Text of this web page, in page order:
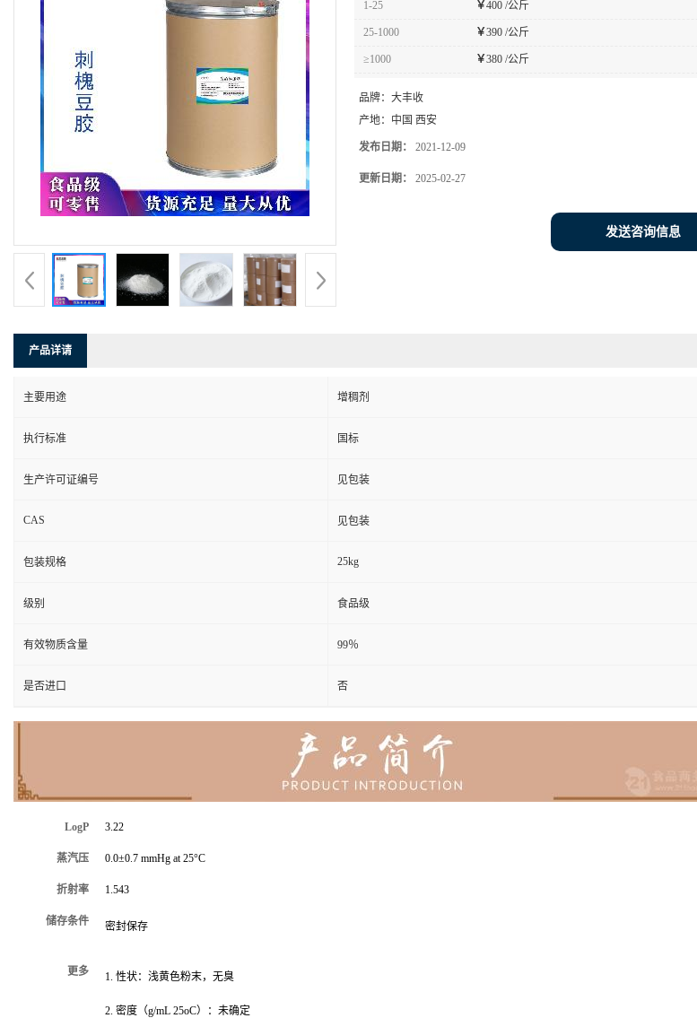
1-25 ￥400 /公斤
25-1000 ￥390 /公斤
≥1000 ￥380 /公斤
品牌： 大丰收
产地： 中国 西安
发布日期： 2021-12-09
更新日期： 2025-02-27
发送咨询信息
产品详请
主要用途 增稠剂
执行标准 国标
生产许可证编号 见包装
CAS 见包装
包装规格 25kg
级别 食品级
有效物质含量 99％
是否进口 否
LogP 3.22
蒸汽压 0.0±0.7 mmHg at 25°C
折射率 1.543
储存条件 密封保存
更多 1. 性状：浅黄色粉末，无臭
2. 密度（g/mL 25oC）：未确定